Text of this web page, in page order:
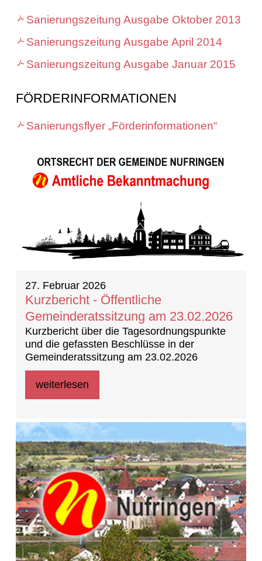
Sanierungszeitung Ausgabe Oktober 2013
Sanierungszeitung Ausgabe April 2014
Sanierungszeitung Ausgabe Januar 2015
FÖRDERINFORMATIONEN
Sanierungsflyer „Förderinformationen“
20 Ergebnisse gefunden
27. Februar 2026
Kurzbericht - Öffentliche
Gemeinderatssitzung am 23.02.2026
Kurzbericht über die Tagesordnungspunkte
und die gefassten Beschlüsse in der
Gemeinderatssitzung am 23.02.2026
weiterlesen